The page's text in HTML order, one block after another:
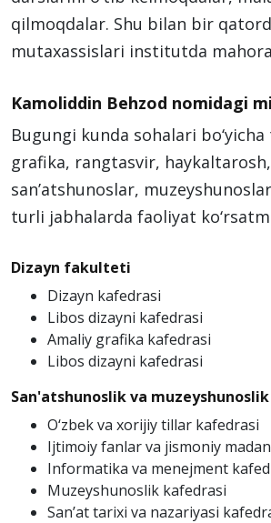
qilmoqdalar. Shu bilan bir
mutaxassislari institutda
Kamoliddin Behzod nomidagi
Bugungi kunda sohalari
grafika, rangtasvir,
san’atshunoslar,
turli jabhalarda faoliyat
Dizayn fakulteti
Dizayn kafedrasi
Libos dizayni kafedrasi
Amaliy grafika kafedrasi
Libos dizayni kafedrasi
San'atshunoslik va
O‘zbek va xorijiy tillar kafedrasi
Ijtimoiy fanlar vа jismoniy
Informatika va menejment
Muzeyshunoslik kafedrasi
San’at tarixi va nazariyasi